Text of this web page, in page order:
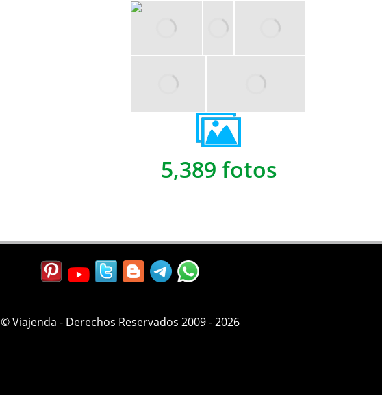
5,389 fotos
© Viajenda - Derechos Reservados 2009 - 2026